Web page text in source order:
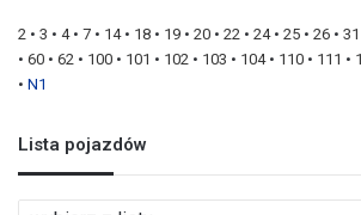
2 • 3 • 4• 7 • 14• 18 • 19 • 20 • 22 • 24• 25 • 26 • 31
• 60 • 62 • 100 • 101 • 102 • 103 • 104• 110 • 111 •
• N1
Lista pojazdów